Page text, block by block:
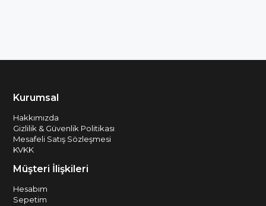
Kurumsal
Hakkımızda
Gizlilik & Güvenlik Politikası
Mesafeli Satış Sözleşmesi
KVKK
Müşteri İlişkileri
Hesabım
Sepetim